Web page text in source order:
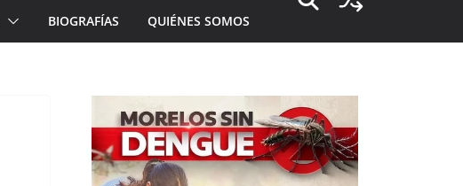
BIOGRAFÍAS QUIÉNES SOMOS